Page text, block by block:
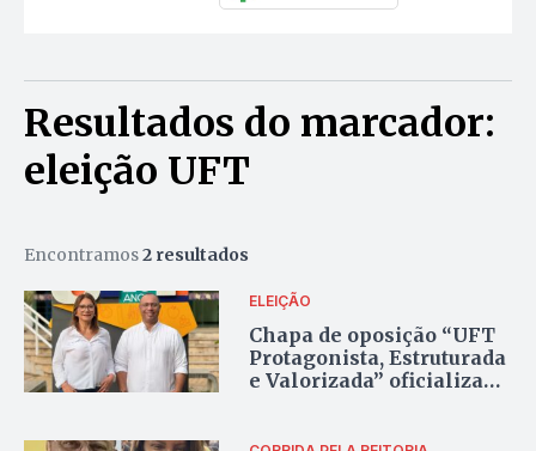
Resultados do marcador:
eleição UFT
Encontramos2 resultados
ELEIÇÃO
Chapa de oposição “UFT
Protagonista, Estruturada
e Valorizada” oficializa